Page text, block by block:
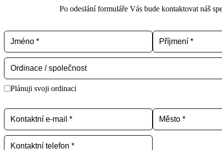
Po odeslání formuláře Vás bude kontaktovat náš
Plánuji svoji ordinaci